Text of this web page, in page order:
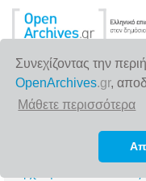
Συνεχίζοντας την
OpenArchives.gr,
Μάθετε περισσότερα